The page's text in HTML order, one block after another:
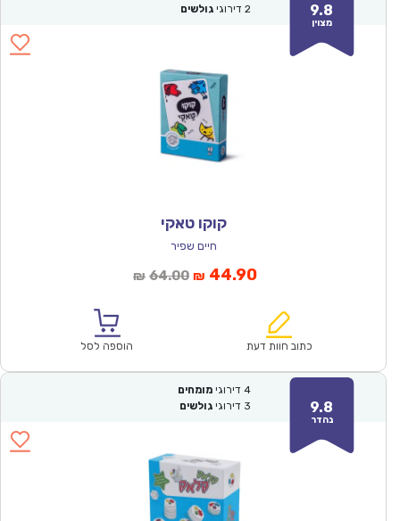
9.8
מצוין
2 דירוגי גולשים
קוקו טאקי
חיים שפיר
₪ 64.00המחיר
₪64.00.
₪ 44.90המחיר
הוא:
כתוב חוות דעת הוספה לסל
9.8
נהדר
4 דירוגי מומחים
3 דירוגי גולשים